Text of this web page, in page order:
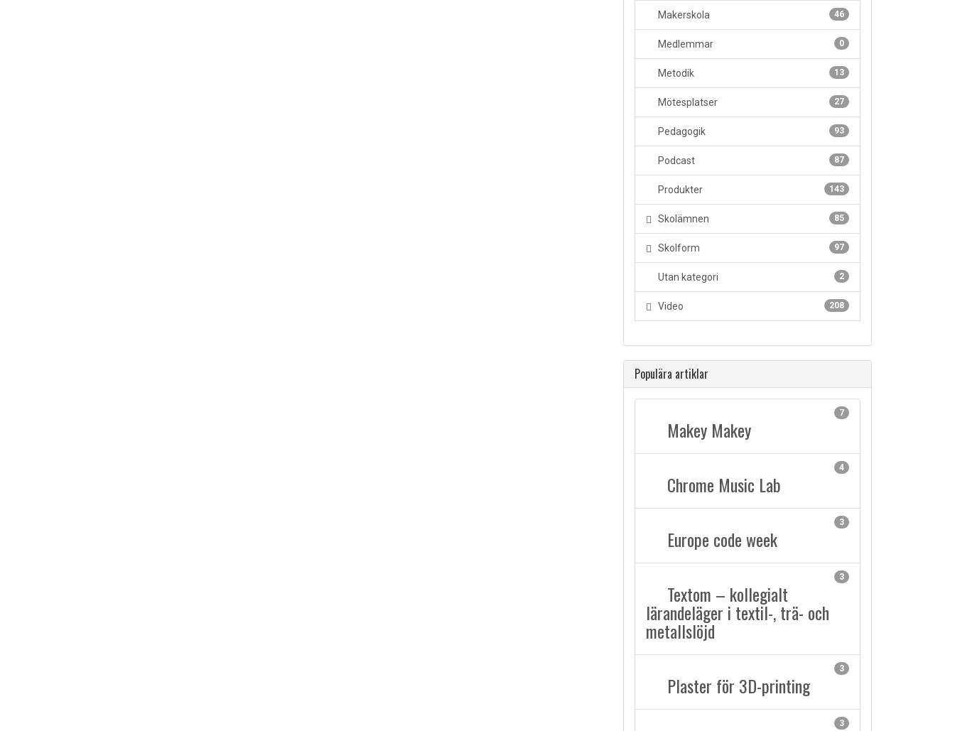
46
Makerskola
0
Medlemmar
13
Metodik
27
Mötesplatser
93
Pedagogik
87
Podcast
143
Produkter
85
Skolämnen
97
Skolform
2
Utan kategori
208
Video
Populära artiklar
7
Makey Makey
4
Chrome Music Lab
3
Europe code week
3
Textom – kollegialt
lärandeläger i textil-, trä- och
metallslöjd
3
Plaster för 3D-printing
3